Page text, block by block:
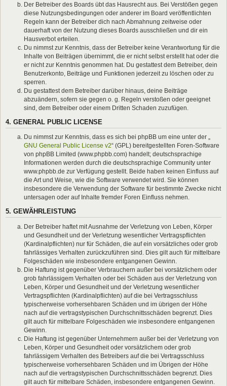
Der Betreiber des Boards übt das Hausrecht aus. Bei Verstößen gegen
diese Nutzungsbedingungen oder anderer im Board veröffentlichten
Regeln kann der Betreiber dich nach Abmahnung zeitweise oder
dauerhaft von der Nutzung dieses Boards ausschließen und dir ein
Hausverbot erteilen.
Du nimmst zur Kenntnis, dass der Betreiber keine Verantwortung für die
Inhalte von Beiträgen übernimmt, die er nicht selbst erstellt hat oder die
er nicht zur Kenntnis genommen hat. Du gestattest dem Betreiber, dein
Benutzerkonto, Beiträge und Funktionen jederzeit zu löschen oder zu
sperren.
Du gestattest dem Betreiber darüber hinaus, deine Beiträge
abzuändern, sofern sie gegen o. g. Regeln verstoßen oder geeignet
sind, dem Betreiber oder einem Dritten Schaden zuzufügen.
4. GENERAL PUBLIC LICENSE
Du nimmst zur Kenntnis, dass es sich bei phpBB um eine unter der „
GNU General Public License v2“ (GPL) bereitgestellten Foren-Software
von phpBB Limited (www.phpbb.com) handelt; deutschsprachige
Informationen werden durch die deutschsprachige Community unter
www.phpbb.de zur Verfügung gestellt. Beide haben keinen Einfluss auf
die Art und Weise, wie die Software verwendet wird. Sie können
insbesondere die Verwendung der Software für bestimmte Zwecke nicht
untersagen oder auf Inhalte fremder Foren Einfluss nehmen.
5. GEWÄHRLEISTUNG
Der Betreiber haftet mit Ausnahme der Verletzung von Leben, Körper
und Gesundheit und der Verletzung wesentlicher Vertragspflichten
(Kardinalpflichten) nur für Schäden, die auf ein vorsätzliches oder grob
fahrlässiges Verhalten zurückzuführen sind. Dies gilt auch für mittelbare
Folgeschäden wie insbesondere entgangenen Gewinn.
Die Haftung ist gegenüber Verbrauchern außer bei vorsätzlichem oder
grob fahrlässigem Verhalten oder bei Schäden aus der Verletzung von
Leben, Körper und Gesundheit und der Verletzung wesentlicher
Vertragspflichten (Kardinalpflichten) auf die bei Vertragsschluss
typischerweise vorhersehbaren Schäden und im übrigen der Höhe
nach auf die vertragstypischen Durchschnittsschäden begrenzt. Dies
gilt auch für mittelbare Folgeschäden wie insbesondere entgangenen
Gewinn.
Die Haftung ist gegenüber Unternehmern außer bei der Verletzung von
Leben, Körper und Gesundheit oder vorsätzlichem oder grob
fahrlässigem Verhalten des Betreibers auf die bei Vertragsschluss
typischerweise vorhersehbaren Schäden und im Übrigen der Höhe
nach auf die vertragstypischen Durchschnittsschäden begrenzt. Dies
gilt auch für mittelbare Schäden, insbesondere entgangenen Gewinn.